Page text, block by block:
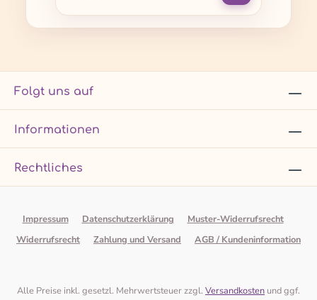
Folgt uns auf
Informationen
Rechtliches
Impressum Datenschutzerklärung
Muster-Widerrufsrecht
Widerrufsrecht
Zahlung und Versand AGB / Kundeninformation
Alle Preise inkl. gesetzl. Mehrwertsteuer zzgl. Versandkosten und ggf.